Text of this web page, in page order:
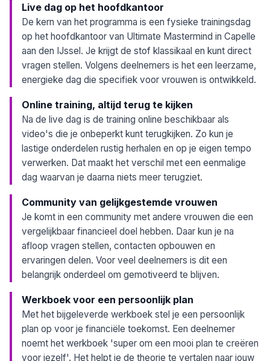
Live dag op het hoofdkantoor
De kern van het programma is een fysieke trainingsdag
op het hoofdkantoor van Ultimate Mastermind in Capelle
aan den IJssel. Je krijgt de stof klassikaal en kunt direct
vragen stellen. Volgens deelnemers is het een leerzame,
energieke dag die specifiek voor vrouwen is ontwikkeld.
Online training, altijd terug te kijken
Na de live dag is de training online beschikbaar als
video's die je onbeperkt kunt terugkijken. Zo kun je
lastige onderdelen rustig herhalen en op je eigen tempo
verwerken. Dat maakt het verschil met een eenmalige
dag waarvan je daarna niets meer terugziet.
Community van gelijkgestemde vrouwen
Je komt in een community met andere vrouwen die een
vergelijkbaar financieel doel hebben. Daar kun je na
afloop vragen stellen, contacten opbouwen en
ervaringen delen. Voor veel deelnemers is dit een
belangrijk onderdeel om gemotiveerd te blijven.
Werkboek voor een persoonlijk plan
Met het bijgeleverde werkboek stel je een persoonlijk
plan op voor je financiële toekomst. Een deelnemer
noemt het werkboek 'super om een mooi plan te creëren
voor jezelf'. Het helpt je de theorie te vertalen naar jouw